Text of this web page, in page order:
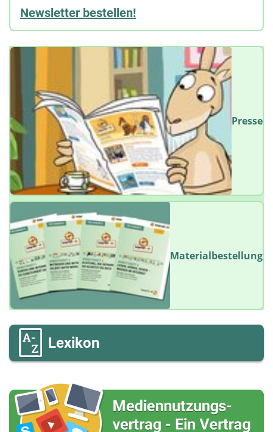
Newsletter bestellen!
Presse
Materialbestellung
Lexikon